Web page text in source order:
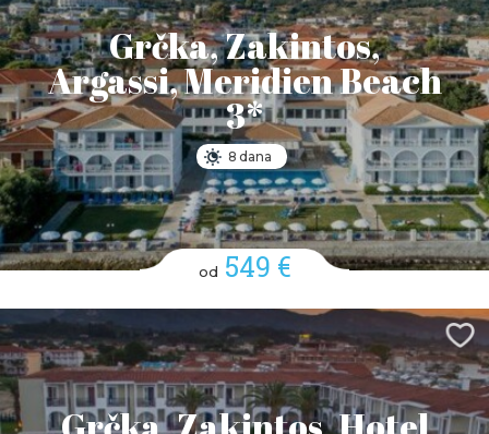
Grčka, Zakintos,
Argassi, Meridien Beach
3*
8 dana
od 549 €